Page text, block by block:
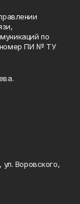
по
номер ПИ № ТУ
Воровского,